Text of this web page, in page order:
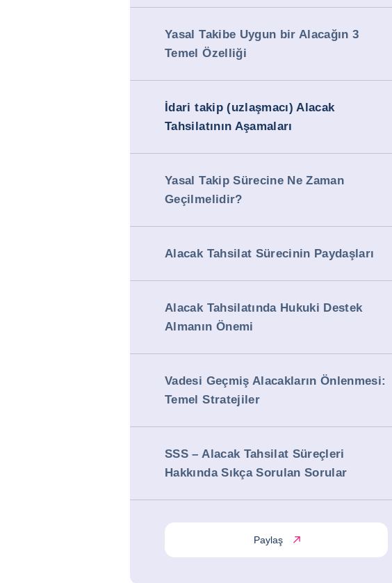
Yasal Takibe Uygun bir Alacağın 3
Temel Özelliği
İdari takip (uzlaşmacı) Alacak
Tahsilatının Aşamaları
Yasal Takip Sürecine Ne Zaman
Geçilmelidir?
Alacak Tahsilat Sürecinin Paydaşları
Alacak Tahsilatında Hukuki Destek
Almanın Önemi
Vadesi Geçmiş Alacakların Önlenmesi:
Temel Stratejiler
SSS – Alacak Tahsilat Süreçleri
Hakkında Sıkça Sorulan Sorular
Paylaş